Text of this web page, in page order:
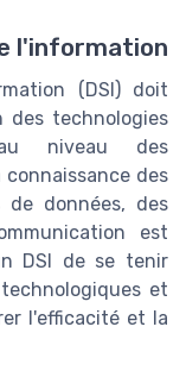
l'information
(DSI) doit
des technologies
niveau des
des
de données, des
est
DSI de se tenir
et
l'efficacité et la